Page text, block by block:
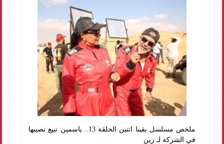
ملخص مسلسل بقينا اتنين الحلقة 13.. ياسمين تبيع نصيبها
في الشركة لـ زين